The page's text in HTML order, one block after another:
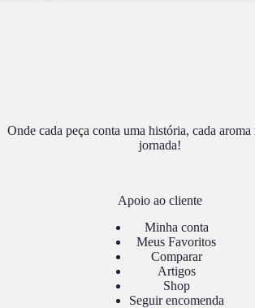
Onde cada peça conta uma história, cada aroma
jornada!
Apoio ao cliente
Minha conta
Meus Favoritos
Comparar
Artigos
Shop
Seguir encomenda